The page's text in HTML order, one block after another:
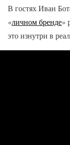
В гостях Иван
«личном бренде»
это изнутри в